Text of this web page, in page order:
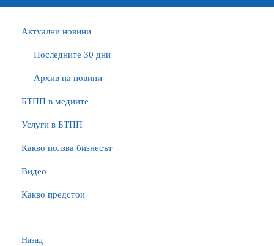
Актуални новини
Последните 30 дни
Архив на новини
БTПП в медиите
Услуги в БТПП
Какво ползва бизнесът
Видео
Какво предстои
Назад